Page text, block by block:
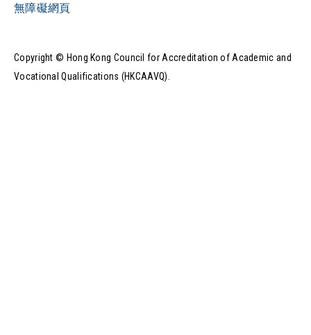
無障礙網頁
Copyright © Hong Kong Council for Accreditation of Academic and
Vocational Qualifications (HKCAAVQ).